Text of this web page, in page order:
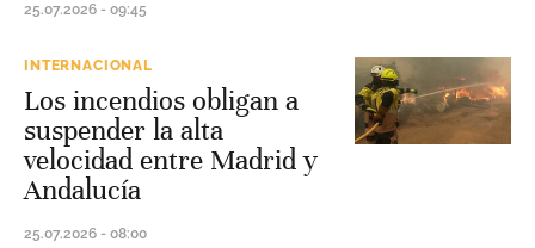
25.07.2026 - 09:45
INTERNACIONAL
Los incendios obligan a
suspender la alta
velocidad entre Madrid y
Andalucía
25.07.2026 - 08:00